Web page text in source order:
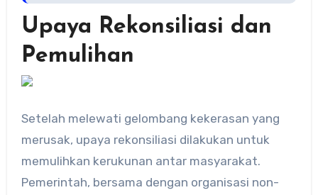
Upaya Rekonsiliasi dan
Pemulihan
Setelah melewati gelombang kekerasan yang
merusak, upaya rekonsiliasi dilakukan untuk
memulihkan kerukunan antar masyarakat.
Pemerintah, bersama dengan organisasi non-